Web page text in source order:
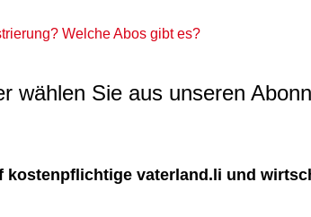
Welche Abos gibt es?
wählen Sie aus unseren
kostenpflichtige vaterland.li und